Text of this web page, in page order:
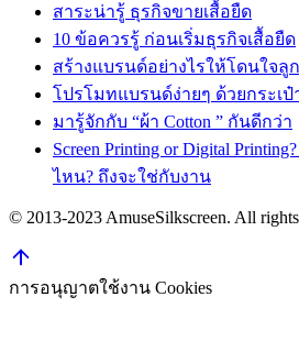
สาระน่ารู้ ธุรกิจขายเสื้อยืด
10 ข้อควรรู้ ก่อนเริ่มธุรกิจเสื้อยืด
สร้างแบรนด์อย่างไรให้โดนใจลู
โปรโมทแบรนด์ง่ายๆ ด้วยกระเ
มารู้จักกับ “ผ้า Cotton ” กันดีกว่า
Screen Printing or Digital
ไหน? ถึงจะใช่กับงาน
© 2013-2023 AmuseSilkscreen. All rights
การอนุญาตใช้งาน Cookies